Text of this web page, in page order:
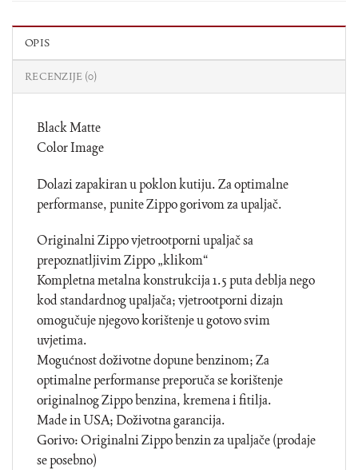
OPIS
RECENZIJE (0)
Black Matte
Color Image
Dolazi zapakiran u poklon kutiju. Za optimalne
performanse, punite Zippo gorivom za upaljač.
Originalni Zippo vjetrootporni upaljač sa
prepoznatljivim Zippo „klikom“
Kompletna metalna konstrukcija 1.5 puta deblja nego
kod standardnog upaljača; vjetrootporni dizajn
omogučuje njegovo korištenje u gotovo svim
uvjetima.
Mogućnost doživotne dopune benzinom; Za
optimalne performanse preporuča se korištenje
originalnog Zippo benzina, kremena i fitilja.
Made in USA; Doživotna garancija.
Gorivo: Originalni Zippo benzin za upaljače (prodaje
se posebno)